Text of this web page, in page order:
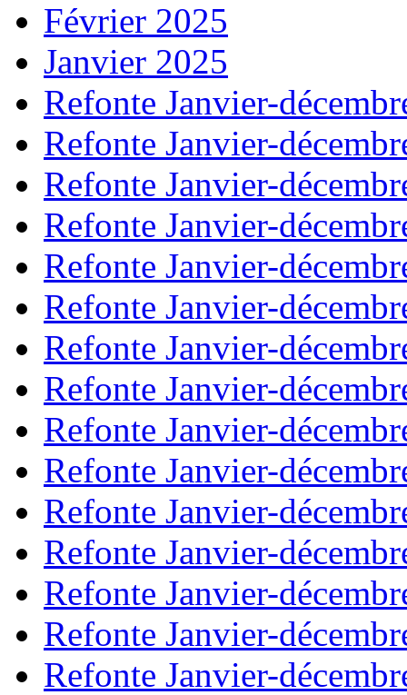
Février 2025
Janvier 2025
Refonte Janvier-
Refonte Janvier-
Refonte Janvier-
Refonte Janvier-
Refonte Janvier-
Refonte Janvier-
Refonte Janvier-
Refonte Janvier-
Refonte Janvier-
Refonte Janvier-
Refonte Janvier-
Refonte Janvier-
Refonte Janvier-
Refonte Janvier-
Refonte Janvier-